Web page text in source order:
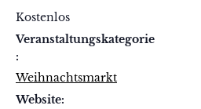
Kostenlos
Veranstaltungskategorie
:
Weihnachtsmarkt
Website: